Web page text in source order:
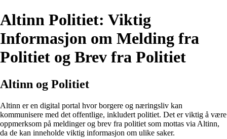
Altinn Politiet: Viktig
Informasjon om Melding fra
Politiet og Brev fra Politiet
Altinn og Politiet
Altinn er en digital portal hvor borgere og næringsliv kan
kommunisere med det offentlige, inkludert politiet. Det er viktig å være
oppmerksom på meldinger og brev fra politiet som mottas via Altinn,
da de kan inneholde viktig informasjon om ulike saker.